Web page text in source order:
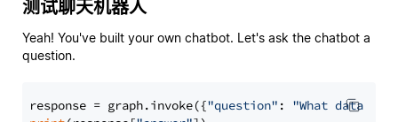
测试聊天机器人
Yeah! You've built your own chatbot. Let's ask the chatbot a
question.
response = graph.invoke({"question" : "What data